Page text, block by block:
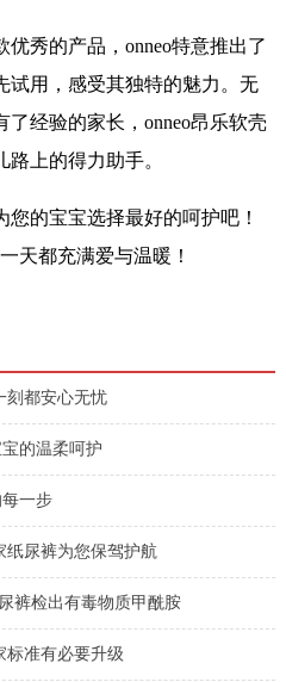
秀的产品，onneo特意推出了
试用，感受其独特的魅力。无
经验的家长，onneo昂乐软壳
上的得力助手。
的宝宝选择最好的呵护吧！
天都充满爱与温暖！
刻都安心无忧
的温柔呵护
一步
纸尿裤为您保驾护航
裤检出有毒物质甲酰胺
标准有必要升级